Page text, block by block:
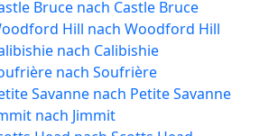
Bruce nach Castle Bruce
Hill nach Woodford Hill
nach Calibishie
nach Soufrière
Savanne nach Petite Savanne
nach Jimmit